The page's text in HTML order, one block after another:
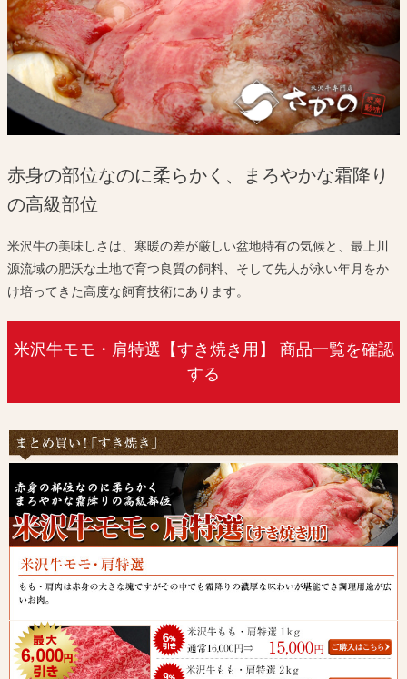
赤身の部位なのに柔らかく、まろやかな霜降り
の高級部位
米沢牛の美味しさは、寒暖の差が厳しい盆地特有の気候と、最上川
源流域の肥沃な土地で育つ良質の飼料、そして先人が永い年月をか
け培ってきた高度な飼育技術にあります。
米沢牛モモ・肩特選【すき焼き用】 商品一覧を確認
する